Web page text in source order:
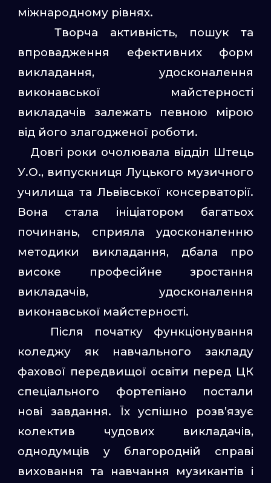
міжнародному рівнях.
Творча активність, пошук та
впровадження ефективних форм
викладання, удосконалення
виконавської майстерності
викладачів залежать певною мірою
від його злагодженої роботи.
Довгі роки очолювала відділ Штець
У.О., випускниця Луцького музичного
училища та Львівської консерваторії.
Вона стала ініціатором багатьох
починань, сприяла удосконаленню
методики викладання, дбала про
високе професійне зростання
викладачів, удосконалення
виконавської майстерності.
Після початку функціонування
коледжу як навчального закладу
фахової передвищої освіти перед ЦК
спеціального фортепіано постали
нові завдання. Їх успішно розв’язує
колектив чудових викладачів,
однодумців у благородній справі
виховання та навчання музикантів і